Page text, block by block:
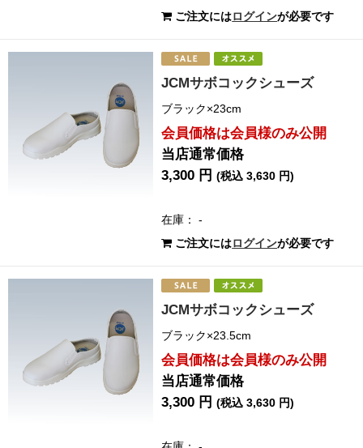
ご注文にはログインが必要です
JCMサボコックシューズ
ブラック×23cm
会員価格は会員様のみ公開
当店通常価格
3,300 円(税込 3,630 円)
在庫： -
ご注文にはログインが必要です
JCMサボコックシューズ
ブラック×23.5cm
会員価格は会員様のみ公開
当店通常価格
3,300 円(税込 3,630 円)